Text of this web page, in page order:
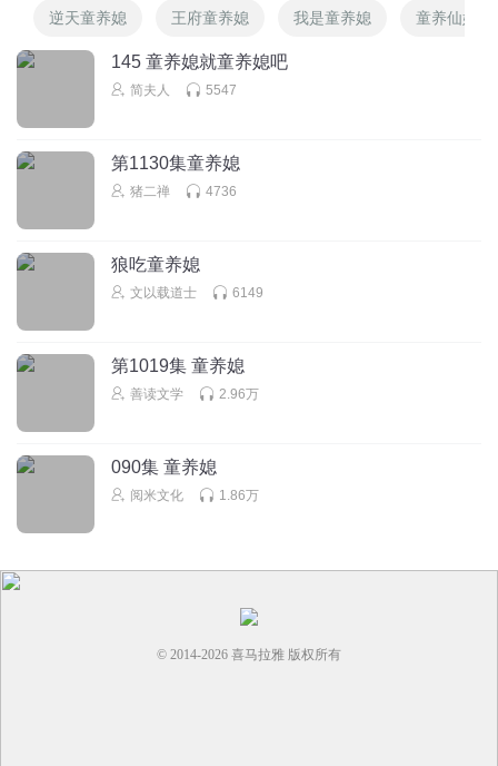
逆天童养媳 王府童养媳 我是童养媳 童养仙媳
145 童养媳就童养媳吧
简夫人 5547
第1130集童养媳
猪二禅 4736
狼吃童养媳
文以载道士 6149
第1019集 童养媳
善读文学 2.96万
090集 童养媳
阅米文化 1.86万
© 2014-2026 喜马拉雅 版权所有